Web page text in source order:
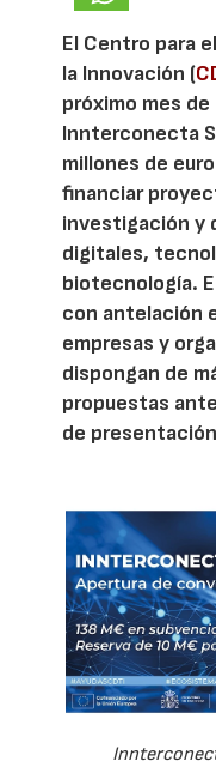
El Centro para
la Innovación (
próximo mes
Innterconecta
millones de
financiar
investigación y
digitales,
biotecnología.
con antelación
empresas y
dispongan de
propuestas
de